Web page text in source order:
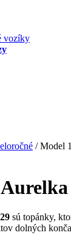
vozíky
/ Model
sú topánky,
dolných